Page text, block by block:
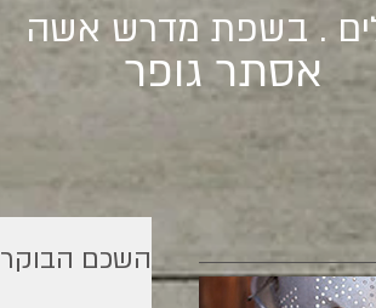
. בשפת מדרש אשה
אסתר גופר
השכם הבוקר